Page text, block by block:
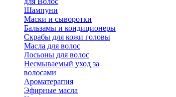
Шампуни
Маски и сыворотки
Бальзамы и кондиционеры
Скрабы для кожи головы
Масла для волос
Лосьоны для волос
Несмываемый уход за
волосами
Ароматерапия
Эфирные масла